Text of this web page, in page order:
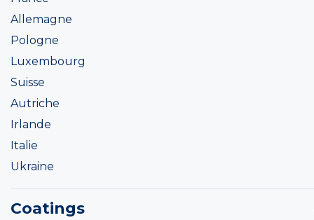
Allemagne
Pologne
Luxembourg
Suisse
Autriche
Irlande
Italie
Ukraine
Coatings